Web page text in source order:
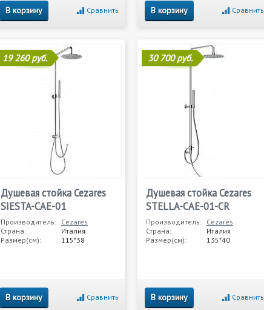
В корзину Сравнить В корзину Сравнить
19 260 руб.
Душевая стойка Cezares
SIESTA-CAE-01
Производитель: Cezares
Страна:
Италия
Размер(см):
115*38
В корзину Сравнить
30 700 руб.
Душевая стойка Cezares
STELLA-CAE-01-CR
Производитель: Cezares
Страна:
Италия
Размер(см):
135*40
В корзину Сравнить